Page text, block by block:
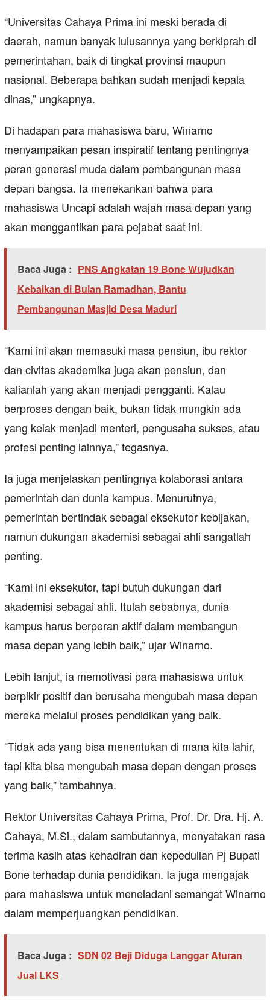
“Universitas Cahaya Prima ini meski berada di
daerah, namun banyak lulusannya yang berkiprah di
pemerintahan, baik di tingkat provinsi maupun
nasional. Beberapa bahkan sudah menjadi kepala
dinas,” ungkapnya.
Di hadapan para mahasiswa baru, Winarno
menyampaikan pesan inspiratif tentang pentingnya
peran generasi muda dalam pembangunan masa
depan bangsa. Ia menekankan bahwa para
mahasiswa Uncapi adalah wajah masa depan yang
akan menggantikan para pejabat saat ini.
Baca Juga : PNS Angkatan 19 Bone Wujudkan
Kebaikan di Bulan Ramadhan, Bantu
Pembangunan Masjid Desa Maduri
“Kami ini akan memasuki masa pensiun, ibu rektor
dan civitas akademika juga akan pensiun, dan
kalianlah yang akan menjadi pengganti. Kalau
berproses dengan baik, bukan tidak mungkin ada
yang kelak menjadi menteri, pengusaha sukses, atau
profesi penting lainnya,” tegasnya.
Ia juga menjelaskan pentingnya kolaborasi antara
pemerintah dan dunia kampus. Menurutnya,
pemerintah bertindak sebagai eksekutor kebijakan,
namun dukungan akademisi sebagai ahli sangatlah
penting.
“Kami ini eksekutor, tapi butuh dukungan dari
akademisi sebagai ahli. Itulah sebabnya, dunia
kampus harus berperan aktif dalam membangun
masa depan yang lebih baik,” ujar Winarno.
Lebih lanjut, ia memotivasi para mahasiswa untuk
berpikir positif dan berusaha mengubah masa depan
mereka melalui proses pendidikan yang baik.
“Tidak ada yang bisa menentukan di mana kita lahir,
tapi kita bisa mengubah masa depan dengan proses
yang baik,” tambahnya.
Rektor Universitas Cahaya Prima, Prof. Dr. Dra. Hj. A.
Cahaya, M.Si., dalam sambutannya, menyatakan rasa
terima kasih atas kehadiran dan kepedulian Pj Bupati
Bone terhadap dunia pendidikan. Ia juga mengajak
para mahasiswa untuk meneladani semangat Winarno
dalam memperjuangkan pendidikan.
Baca Juga : SDN 02 Beji Diduga Langgar Aturan
Jual LKS